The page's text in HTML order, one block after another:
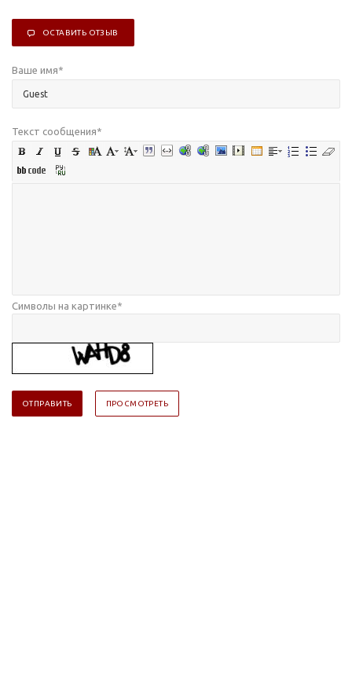
ОСТАВИТЬ ОТЗЫВ
Ваше имя*
Текст сообщения*
Символы на картинке*